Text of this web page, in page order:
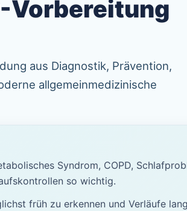
Vorbereitung
aus Diagnostik, Prävention,
allgemeinmedizinische
Syndrom, COPD,
so wichtig.
früh zu erkennen und Verläufe